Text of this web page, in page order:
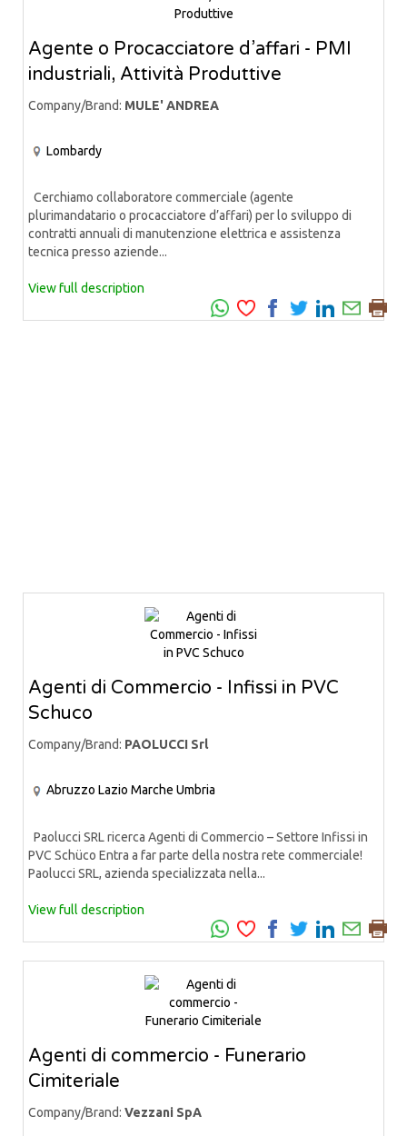
Agente o Procacciatore d’affari - PMI
industriali, Attività Produttive
Company/Brand: MULE' ANDREA
Lombardy
Cerchiamo collaboratore commerciale (agente
plurimandatario o procacciatore d’affari) per lo sviluppo di
contratti annuali di manutenzione elettrica e assistenza
tecnica presso aziende...
View full description
Agenti di Commercio - Infissi in PVC
Schuco
Company/Brand: PAOLUCCI Srl
Abruzzo Lazio Marche Umbria
Paolucci SRL ricerca Agenti di Commercio – Settore Infissi in
PVC Schüco Entra a far parte della nostra rete commerciale!
Paolucci SRL, azienda specializzata nella...
View full description
Agenti di commercio - Funerario
Cimiteriale
Company/Brand: Vezzani SpA